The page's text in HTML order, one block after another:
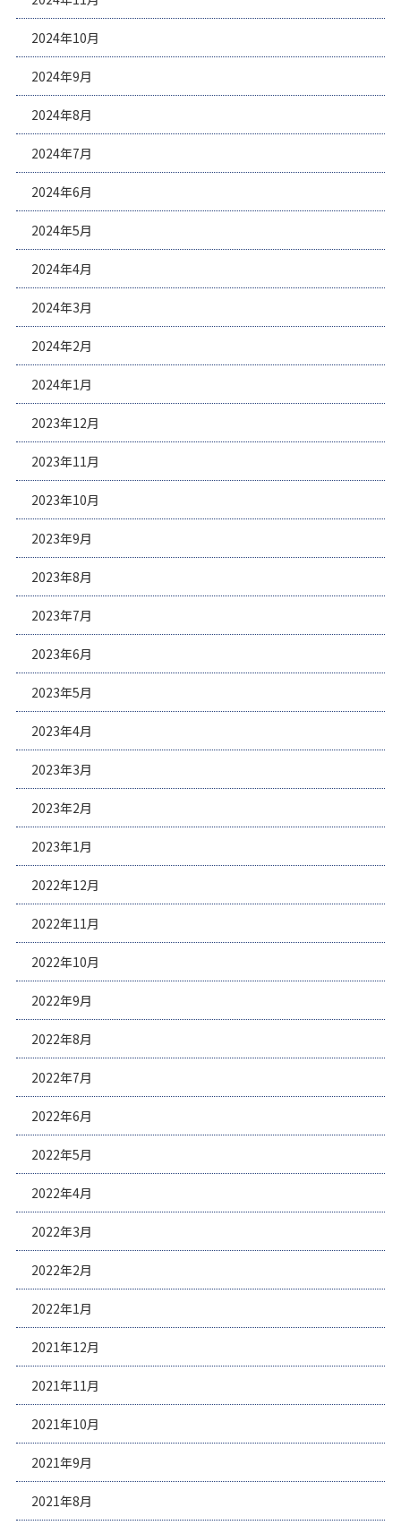
2024年10月
2024年9月
2024年8月
2024年7月
2024年6月
2024年5月
2024年4月
2024年3月
2024年2月
2024年1月
2023年12月
2023年11月
2023年10月
2023年9月
2023年8月
2023年7月
2023年6月
2023年5月
2023年4月
2023年3月
2023年2月
2023年1月
2022年12月
2022年11月
2022年10月
2022年9月
2022年8月
2022年7月
2022年6月
2022年5月
2022年4月
2022年3月
2022年2月
2022年1月
2021年12月
2021年11月
2021年10月
2021年9月
2021年8月